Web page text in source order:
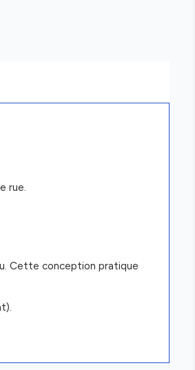
rue.
Cette conception pratique